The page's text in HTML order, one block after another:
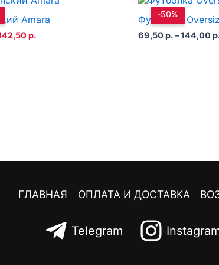
Amara
р.
-50%
Футболка
69,50р.–144,00
ГЛАВНАЯ ОПЛАТА И ДОСТАВКА
Telegram